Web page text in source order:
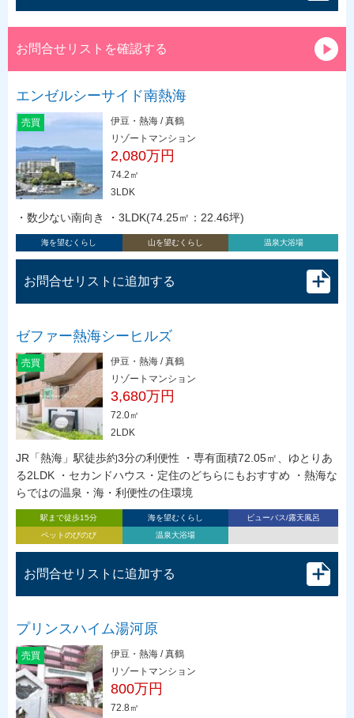
お問合せリストを確認する
エンゼルシーサイド南熱海
売買
伊豆・熱海 / 真鶴
リゾートマンション
2,080万円
74.2㎡
3LDK
・数少ない南向き ・3LDK(74.25㎡：22.46坪)
海を望むくらし 山を望むくらし 温泉大浴場
お問合せリストに追加する
ゼファー熱海シーヒルズ
売買
伊豆・熱海 / 真鶴
リゾートマンション
3,680万円
72.0㎡
2LDK
JR「熱海」駅徒歩約3分の利便性 ・専有面積72.05㎡、ゆとりあ
る2LDK ・セカンドハウス・定住のどちらにもおすすめ ・熱海な
らではの温泉・海・利便性の住環境
駅まで徒歩15分 海を望むくらし
ビューバス/露天風呂
ペットのびのび
温泉大浴場
お問合せリストに追加する
プリンスハイム湯河原
売買
伊豆・熱海 / 真鶴
リゾートマンション
800万円
72.8㎡